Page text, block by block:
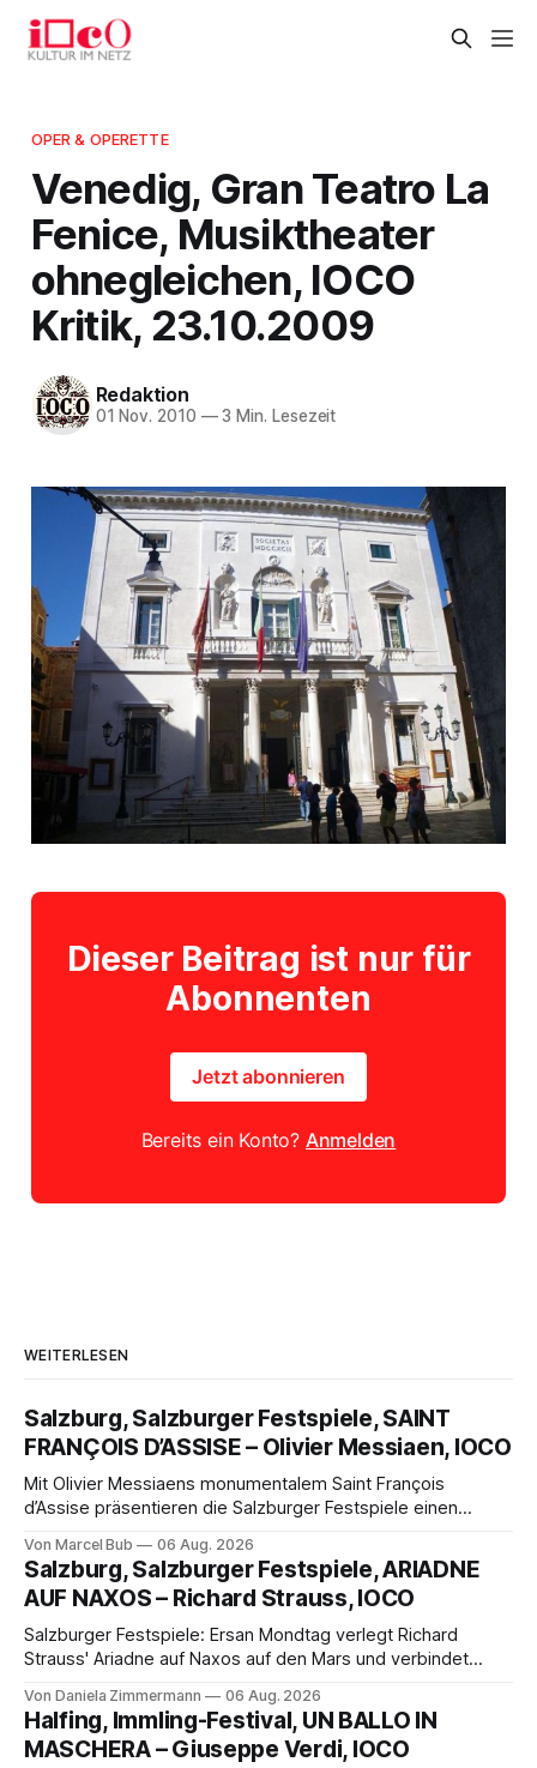
OPER & OPERETTE
Venedig, Gran Teatro La
Fenice, Musiktheater
ohnegleichen, IOCO
Kritik, 23.10.2009
Redaktion
01 Nov. 2010 —3 Min. Lesezeit
Dieser Beitrag ist nur für
Abonnenten
Jetzt abonnieren
Bereits ein Konto? Anmelden
WEITERLESEN
Salzburg, Salzburger Festspiele, SAINT
FRANÇOIS D’ASSISE – Olivier Messiaen, IOCO
Mit Olivier Messiaens monumentalem Saint François
d’Assise präsentieren die Salzburger Festspiele einen
eine bildgewaltige Inszenierung, Maxime Pascal entfaltet
die komplexe Partitur eindrucksvoll, Philippe Sly berührt als
Franziskus.
Von Marcel Bub 06 Aug. 2026
Salzburg, Salzburger Festspiele, ARIADNE
AUF NAXOS – Richard Strauss, IOCO
Salzburger Festspiele: Ersan Mondtag verlegt Richard
Strauss' Ariadne auf Naxos auf den Mars und verbindet
Aufführung mit starken Solisten und den Wiener
Philharmonikern, szenisch bleibt der zweite Akt jedoch
hinter den Erwartungen zurück.
Von Daniela Zimmermann 06 Aug. 2026
Halfing, Immling-Festival, UN BALLO IN
MASCHERA – Giuseppe Verdi, IOCO